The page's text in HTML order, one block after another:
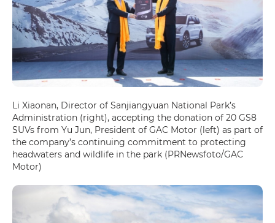
Li Xiaonan, Director of Sanjiangyuan National Park’s
Administration (right), accepting the donation of 20 GS8
SUVs from Yu Jun, President of GAC Motor (left) as part of
the company’s continuing commitment to protecting
headwaters and wildlife in the park (PRNewsfoto/GAC
Motor)